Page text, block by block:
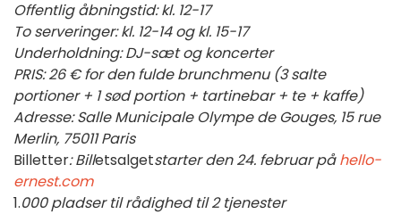
Offentlig åbningstid: kl. 12-17
To serveringer: kl. 12-14 og kl. 15-17
Underholdning: DJ-sæt og koncerter
PRIS: 26 € for den fulde brunchmenu (3 salte
portioner + 1 sød portion + tartinebar + te + kaffe)
Adresse: Salle Municipale Olympe de Gouges, 15 rue
Merlin, 75011 Paris
Billetter: Billetsalgetstarter den 24. februar påhello-
ernest.com
1.000 pladser til rådighed til 2 tjenester